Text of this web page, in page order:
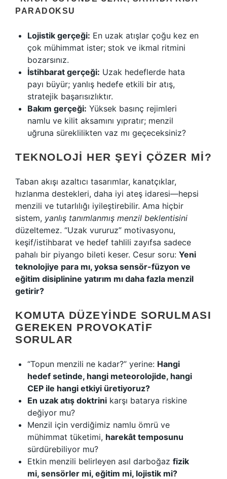
PARADOKSU
Lojistik gerçeği: En uzak atışlar çoğu kez en
çok mühimmat ister; stok ve ikmal ritmini
bozarsınız.
İstihbarat gerçeği: Uzak hedeflerde hata
payı büyür; yanlış hedefe etkili bir atış,
stratejik başarısızlıktır.
Bakım gerçeği: Yüksek basınç rejimleri
namlu ve kilit aksamını yıpratır; menzil
uğruna süreklilikten vaz mı geçeceksiniz?
TEKNOLOJI HER ŞEYI ÇÖZER MI?
Taban akışı azaltıcı tasarımlar, kanatçıklar,
hızlanma destekleri, daha iyi ateş idaresi—hepsi
menzili ve tutarlılığı iyileştirebilir. Ama hiçbir
sistem, yanlış tanımlanmış menzil beklentisini
düzeltemez. “Uzak vururuz” motivasyonu,
keşif/istihbarat ve hedef tahlili zayıfsa sadece
pahalı bir piyango bileti keser. Cesur soru: Yeni
teknolojiye para mı, yoksa sensör-füzyon ve
eğitim disiplinine yatırım mı daha fazla menzil
getirir?
KOMUTA DÜZEYINDE SORULMASI
GEREKEN PROVOKATIF
SORULAR
“Topun menzili ne kadar?” yerine: Hangi
hedef setinde, hangi meteorolojide, hangi
CEP ile hangi etkiyi üretiyoruz?
En uzak atış doktrini karşı batarya riskine
değiyor mu?
Menzil için verdiğimiz namlu ömrü ve
mühimmat tüketimi, harekât temposunu
sürdürebiliyor mu?
Etkin menzili belirleyen asıl darboğaz fizik
mi, sensörler mi, eğitim mi, lojistik mi?